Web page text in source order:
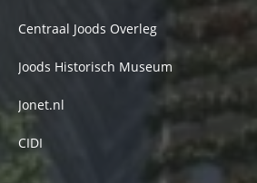
Centraal Joods Overleg
Joods Historisch Museum
Jonet.nl
CIDI